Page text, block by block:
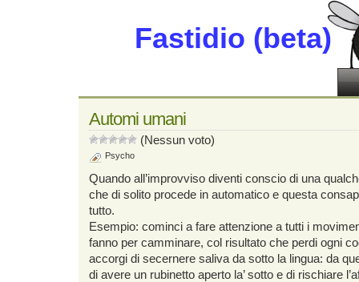
Fastidio (beta)
Automi umani
(Nessun voto)
Psycho
Quando all’improvviso diventi conscio di una
che di solito procede in automatico e questa
tutto.
Esempio: cominci a fare attenzione a tutti i
fanno per camminare, col risultato che perdi ogni
accorgi di secernere saliva da sotto la lingua: da
di avere un rubinetto aperto la’ sotto e di rischiare